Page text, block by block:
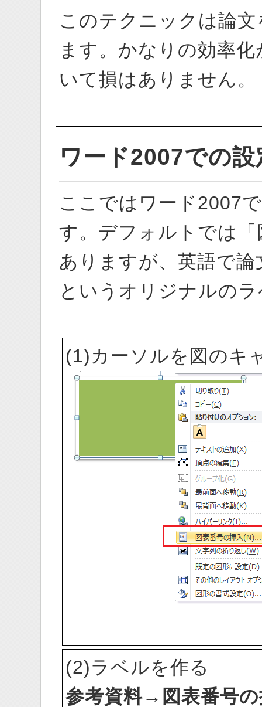
このテクニックは論
ます。かなりの効率
いて損はありません。
ワード2007での
ここではワード2007
す。デフォルトでは
ありますが、英語で
というオリジナルの
(1)カーソルを図のキ
(2)ラベルを作る
参考資料→図表番号